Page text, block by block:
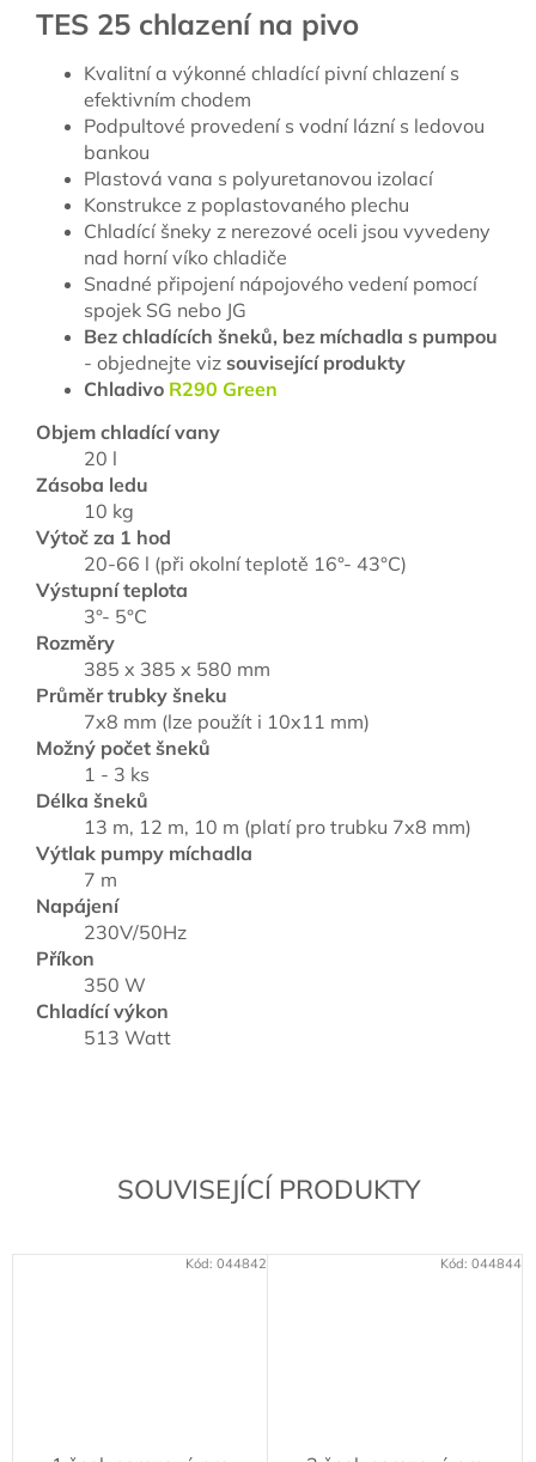
SOUVISEJÍCÍ PRODUKTY
Kód: 044842 Kód: 044844
TES 25 chlazení na pivo
Kvalitní a výkonné chladící pivní chlazení s
efektivním chodem
Podpultové provedení s vodní lázní s ledovou
bankou
Plastová vana s polyuretanovou izolací
Konstrukce z poplastovaného plechu
Chladící šneky z nerezové oceli jsou vyvedeny
nad horní víko chladiče
Snadné připojení nápojového vedení pomocí
spojek SG nebo JG
Bez chladících šneků, bez míchadla s pumpou
- objednejte viz související produkty
Chladivo R290 Green
Objem chladící vany
20 l
Zásoba ledu
10 kg
Výtoč za 1 hod
20-66 l (při okolní teplotě 16°- 43°C)
Výstupní teplota
3°- 5°C
Rozměry
385 x 385 x 580 mm
Průměr trubky šneku
7x8 mm (lze použít i 10x11 mm)
Možný počet šneků
1 - 3 ks
Délka šneků
13 m, 12 m, 10 m (platí pro trubku 7x8 mm)
Výtlak pumpy míchadla
7 m
Napájení
230V/50Hz
Příkon
350 W
Chladící výkon
513 Watt